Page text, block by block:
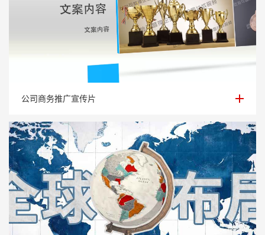
公司商务推广宣传片
公司商务推广宣传片